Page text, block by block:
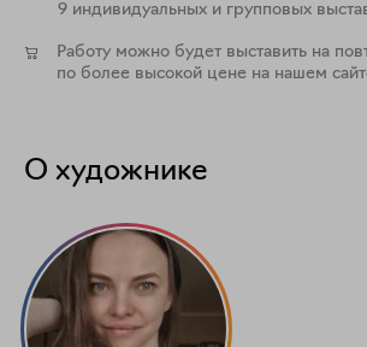
9 индивидуальных и групповых
Работу можно будет выставить на
по более высокой цене на нашем
О художнике